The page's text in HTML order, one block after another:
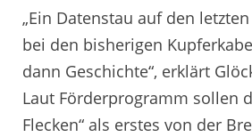
„Ein Datenstau auf den
bei den bisherigen
dann Geschichte“, erklärt
Laut Förderprogramm sollen
Flecken“ als erstes von der